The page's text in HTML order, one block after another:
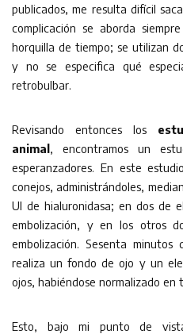
publicados, me resulta difícil
complicación se aborda
horquilla de tiempo; se utilizan
y no se especifica qué
retrobulbar.
Revisando entonces los
animal, encontramos un
esperanzadores. En este
conejos, administrándoles,
UI de hialuronidasa; en dos de
embolización, y en los otros
embolización. Sesenta minutos
realiza un fondo de ojo y un
ojos, habiéndose normalizado en
Esto, bajo mi punto de